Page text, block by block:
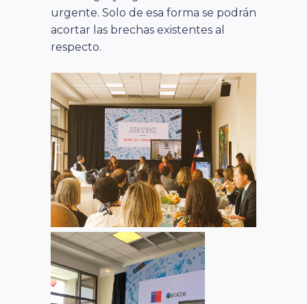
urgente. Solo de esa forma se podrán
acortar las brechas existentes al
respecto.